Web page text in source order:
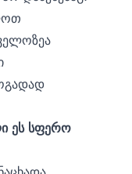
ეს სფერო